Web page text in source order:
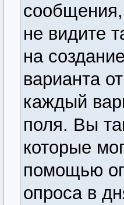
сообщения,
не видите
на
варианта
каждый
поля. Вы
которые
помощью
опроса в